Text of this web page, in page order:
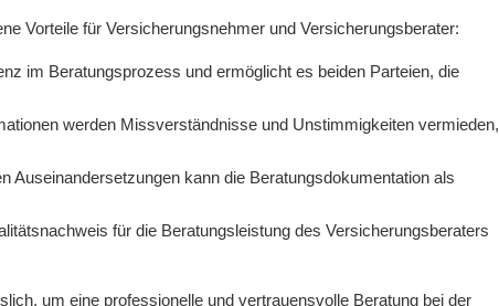
Vorteile für Versicherungsnehmer und Versicherungsberater:
im Beratungsprozess und ermöglicht es beiden Parteien, die
werden Missverständnisse und Unstimmigkeiten vermieden,
Auseinandersetzungen kann die Beratungsdokumentation als
für die Beratungsleistung des Versicherungsberaters
um eine professionelle und vertrauensvolle Beratung bei der